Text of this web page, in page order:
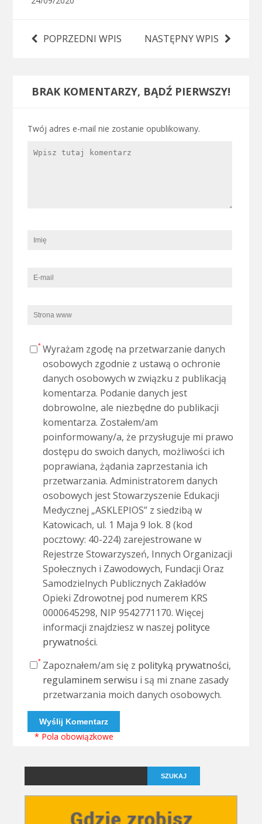
POPRZEDNI WPIS NASTĘPNY WPIS
BRAK KOMENTARZY, BĄDŹ PIERWSZY!
Twój adres e-mail nie zostanie opublikowany.
Wyrażam zgodę na przetwarzanie danych
osobowych zgodnie z ustawą o ochronie
danych osobowych w związku z publikacją
komentarza. Podanie danych jest
dobrowolne, ale niezbędne do publikacji
komentarza. Zostałem/am
poinformowany/a, że przysługuje mi prawo
dostępu do swoich danych, możliwości ich
poprawiana, żądania zaprzestania ich
przetwarzania. Administratorem danych
osobowych jest Stowarzyszenie Edukacji
Medycznej „ASKLEPIOS” z siedzibą w
Katowicach, ul. 1 Maja 9 lok. 8 (kod
pocztowy: 40-224) zarejestrowane w
Rejestrze Stowarzyszeń, Innych Organizacji
Społecznych i Zawodowych, Fundacji Oraz
Samodzielnych Publicznych Zakładów
Opieki Zdrowotnej pod numerem KRS
0000645298, NIP 9542771170. Więcej
informacji znajdziesz w naszej polityce
prywatności.
Zapoznałem/am się z polityką prywatności,
regulaminem serwisu i są mi znane zasady
przetwarzania moich danych osobowych.